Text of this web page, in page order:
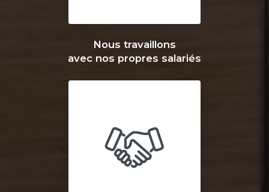
Nous travaillons
avec nos propres salariés